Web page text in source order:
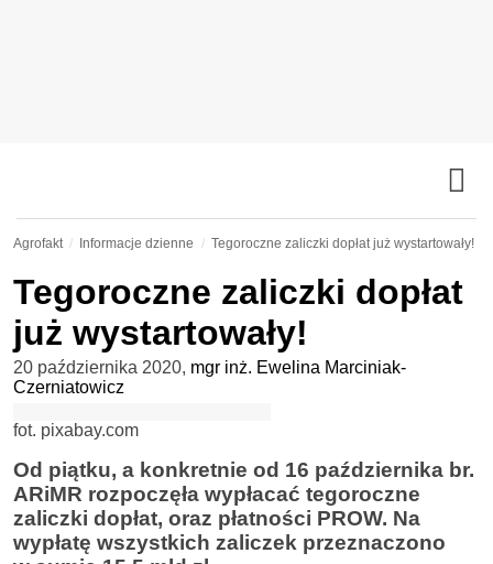
Agrofakt Informacje dzienne Tegoroczne zaliczki dopłat już wystartowały!
Tegoroczne zaliczki dopłat
już wystartowały!
20 października 2020, mgr inż. Ewelina Marciniak-
Czerniatowicz
fot. pixabay.com
Od piątku, a konkretnie od 16 października br.
ARiMR rozpoczęła wypłacać tegoroczne
zaliczki dopłat, oraz płatności PROW. Na
wypłatę wszystkich zaliczek przeznaczono